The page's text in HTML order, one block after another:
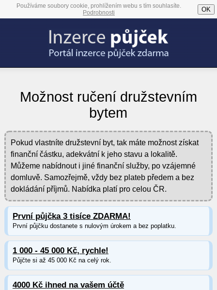
Používáme soubory cookie, prohlížením webu s tím souhlasíte.
Podrobnosti
OK
Možnost ručení družstevním
bytem
Pokud vlastníte družstevní byt, tak máte možnost získat
finanční částku, adekvátní k jeho stavu a lokalitě.
Můžeme nabídnout i jiné finanční služby, po vzájemné
domluvě. Samozřejmě, vždy bez plateb předem a bez
dokládání příjmů. Nabídka platí pro celou ČR.
První půjčka 3 tisíce ZDARMA!
První půjčku dostanete s nulovým úrokem a bez poplatku.
1 000 - 45 000 Kč, rychle!
Půjčte si až 45 000 Kč na celý rok.
4000 Kč ihned na vašem účtě